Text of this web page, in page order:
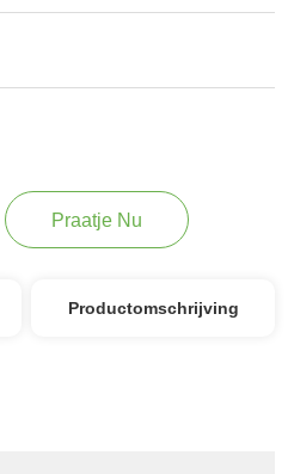
Praatje Nu
Productomschrijving